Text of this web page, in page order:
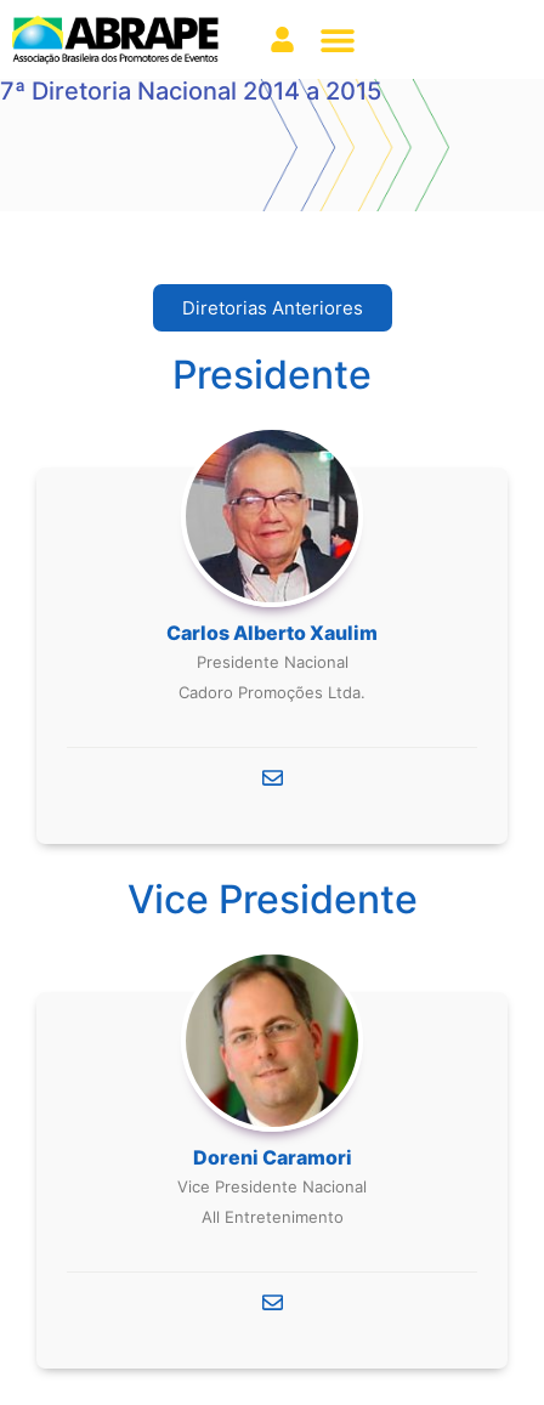
7ª Diretoria Nacional 2014 a 2015
Diretorias Anteriores
Presidente
Carlos Alberto Xaulim
Presidente Nacional
Cadoro Promoções Ltda.
Vice Presidente
Doreni Caramori
Vice Presidente Nacional
All Entretenimento